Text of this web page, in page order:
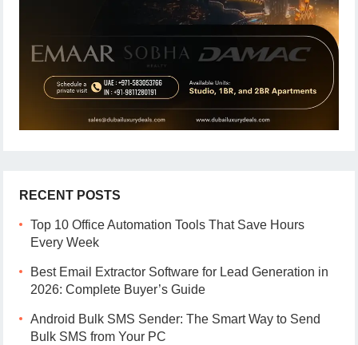
RECENT POSTS
Top 10 Office Automation Tools That Save Hours
Every Week
Best Email Extractor Software for Lead Generation in
2026: Complete Buyer’s Guide
Android Bulk SMS Sender: The Smart Way to Send
Bulk SMS from Your PC